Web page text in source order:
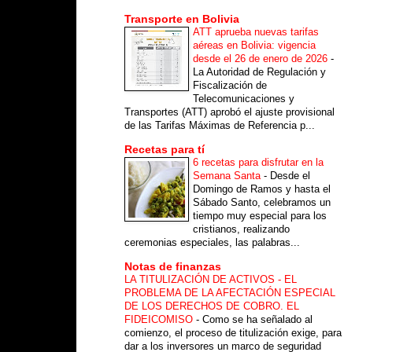
Transporte en Bolivia
ATT aprueba nuevas tarifas
aéreas en Bolivia: vigencia
desde el 26 de enero de 2026 -
La Autoridad de Regulación y
Fiscalización de
Telecomunicaciones y
Transportes (ATT) aprobó el ajuste provisional
de las Tarifas Máximas de Referencia p...
Recetas para tí
6 recetas para disfrutar en la
Semana Santa - Desde el
Domingo de Ramos y hasta el
Sábado Santo, celebramos un
tiempo muy especial para los
cristianos, realizando
ceremonias especiales, las palabras...
Notas de finanzas
LA TITULIZACIÓN DE ACTIVOS - EL
PROBLEMA DE LA AFECTACIÓN ESPECIAL
DE LOS DERECHOS DE COBRO. EL
FIDEICOMISO - Como se ha señalado al
comienzo, el proceso de titulización exige, para
dar a los inversores un marco de seguridad